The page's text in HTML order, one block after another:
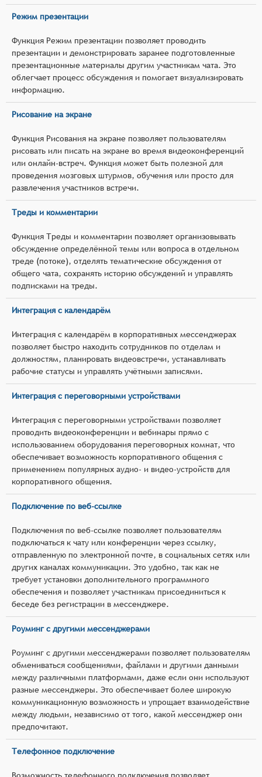
Режим презентации
Функция Режим презентации позволяет проводить
презентации и демонстрировать заранее подготовленные
презентационные материалы другим участникам чата. Это
облегчает процесс обсуждения и помогает визуализировать
информацию.
Рисование на экране
Функция Рисования на экране позволяет пользователям
рисовать или писать на экране во время видеоконференций
или онлайн-встреч. Функция может быть полезной для
проведения мозговых штурмов, обучения или просто для
развлечения участников встречи.
Треды и комментарии
Функция Треды и комментарии позволяет организовывать
обсуждение определённой темы или вопроса в отдельном
треде (потоке), отделять тематические обсуждения от
общего чата, сохранять историю обсуждений и управлять
подписками на треды.
Интеграция с календарём
Интеграция с календарём в корпоративных мессенджерах
позволяет быстро находить сотрудников по отделам и
должностям, планировать видеовстречи, устанавливать
рабочие статусы и управлять учётными записями.
Интеграция с переговорными устройствами
Интеграция с переговорными устройствами позволяет
проводить видеоконференции и вебинары прямо с
использованием оборудования переговорных комнат, что
обеспечивает возможность корпоративного общения с
применением популярных аудио- и видео-устройств для
корпоративного общения.
Подключение по веб-ссылке
Подключения по веб-ссылке позволяет пользователям
подключаться к чату или конференции через ссылку,
отправленную по электронной почте, в социальных сетях или
других каналах коммуникации. Это удобно, так как не
требует установки дополнительного программного
обеспечения и позволяет участникам присоединиться к
беседе без регистрации в мессенджере.
Роуминг с другими мессенджерами
Роуминг с другими мессенджерами позволяет пользователям
обмениваться сообщениями, файлами и другими данными
между различными платформами, даже если они используют
разные мессенджеры. Это обеспечивает более широкую
коммуникационную возможность и упрощает взаимодействие
между людьми, независимо от того, какой мессенджер они
предпочитают.
Телефонное подключение